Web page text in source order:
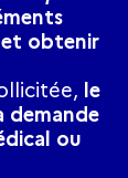
et obtenir
le
demande
ou